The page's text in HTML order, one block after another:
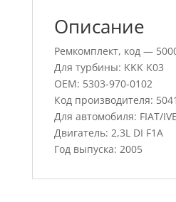
Описание
Ремкомплект, код —
Для турбины: KKK K03
OEM: 5303-970-0102
Код производителя:
Для автомобиля: FIAT/
Двигатель: 2,3L DI F1A
Год выпуска: 2005